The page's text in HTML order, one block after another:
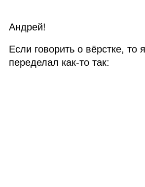
Андрей!
Если говорить о вёрстке, то
переделал как‑то так: